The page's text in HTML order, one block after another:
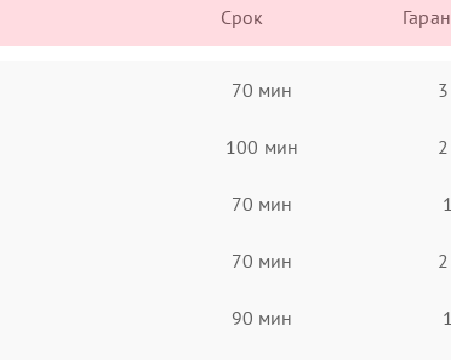
Срок
70 мин
100 мин
70 мин
70 мин
90 мин